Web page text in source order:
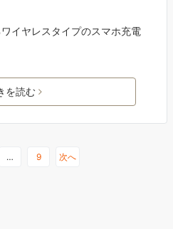
イヤレスタイプのスマホ充電
を読む
… 9 次へ